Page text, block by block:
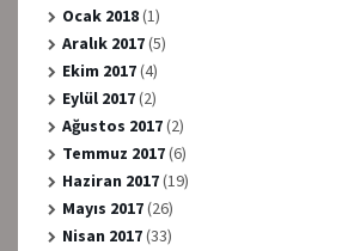
Ocak 2018(1)
Aralık 2017(5)
Ekim 2017(4)
Eylül 2017(2)
Ağustos 2017(2)
Temmuz 2017(6)
Haziran 2017(19)
Mayıs 2017(26)
Nisan 2017(33)